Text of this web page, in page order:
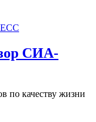
СИА-
по качеству жизни